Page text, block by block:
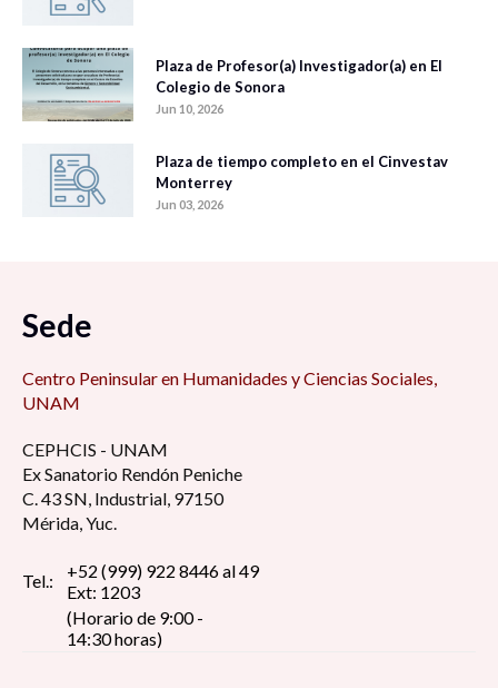
Plaza de Profesor(a) Investigador(a) en El
Colegio de Sonora
Jun 10, 2026
Plaza de tiempo completo en el Cinvestav
Monterrey
Jun 03, 2026
Sede
Centro Peninsular en Humanidades y Ciencias Sociales,
UNAM
CEPHCIS - UNAM
Ex Sanatorio Rendón Peniche
C. 43 SN, Industrial, 97150
Mérida, Yuc.
Tel.:
+52 (999) 922 8446 al 49
Ext: 1203
(Horario de 9:00 -
14:30 horas)